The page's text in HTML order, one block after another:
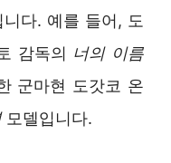
다. 예를 들어, 도
감독의 너의 이름
군마현 도갓코 온
모델입니다.